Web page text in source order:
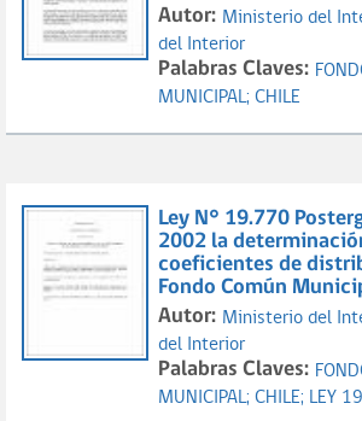
Autor: Ministerio del
del Interior
Palabras Claves:
MUNICIPAL; CHILE
Ley N° 19.770
2002 la
coeficientes de
Fondo Común
Autor: Ministerio del
del Interior
Palabras Claves:
MUNICIPAL; CHILE; LEY